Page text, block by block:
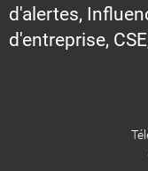
d'alertes,
d'entreprise,